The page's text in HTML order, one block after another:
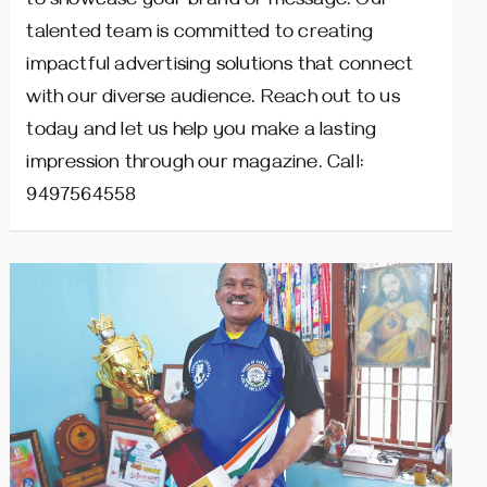
talented team is committed to creating
impactful advertising solutions that connect
with our diverse audience. Reach out to us
today and let us help you make a lasting
impression through our magazine. Call:
9497564558